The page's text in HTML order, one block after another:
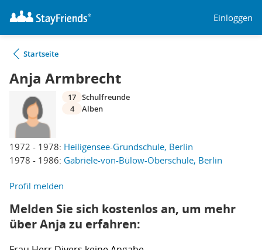
Einloggen
Startseite
Anja Armbrecht
1972 - 1978: Heiligensee-Grundschule, Berlin
1978 - 1986: Gabriele-von-Bülow-Oberschule, Berlin
17 Schulfreunde
4
Alben
Profil melden
Melden Sie sich kostenlos an, um mehr
über Anja zu erfahren: